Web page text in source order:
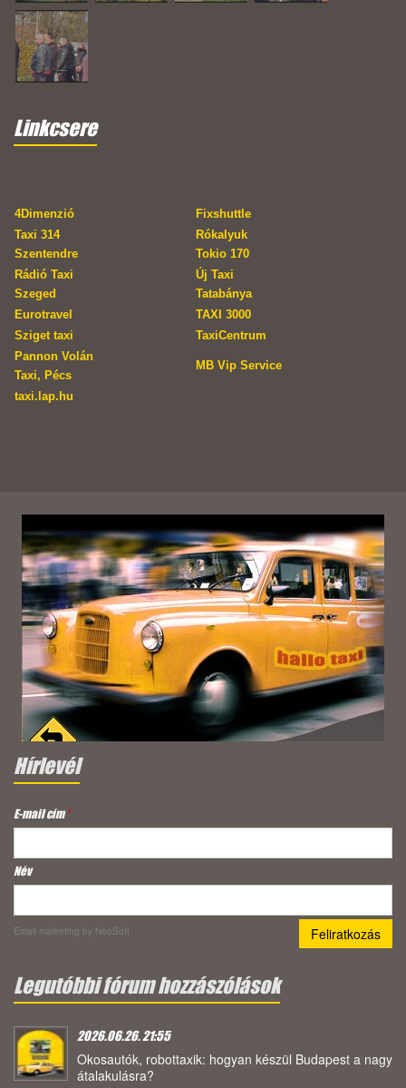
Linkcsere
4Dimenzió
Fixshuttle
Taxi 314
Szentendre
Rókalyuk
Tokio 170
Rádió Taxi
Szeged
Új Taxi
Tatabánya
Eurotravel
TAXI 3000
Sziget taxi
TaxiCentrum
Pannon Volán
Taxi, Pécs
MB Vip Service
taxi.lap.hu
Hírlevél
E-mail cím*
Név
Email marketing by NeoSoft
Legutóbbi fórum hozzászólások
2026.06.26. 21:55
Okosautók, robottaxik: hogyan készül Budapest a nagy
átalakulásra?